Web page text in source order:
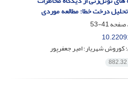
درخت خطا: مطالعه موردی
41-53
کوروش شهریار؛ امیر جعفرپور